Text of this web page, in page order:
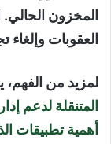
المخزون
العقوبات وإلغاء
لمزيد من الفهم،
المتنقلة لدعم إدارة الحج
أهمية تطبيقات